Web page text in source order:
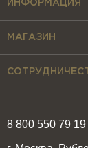
8 800 550 79 19
ИНФОРМАЦИЯ
МАГАЗИН